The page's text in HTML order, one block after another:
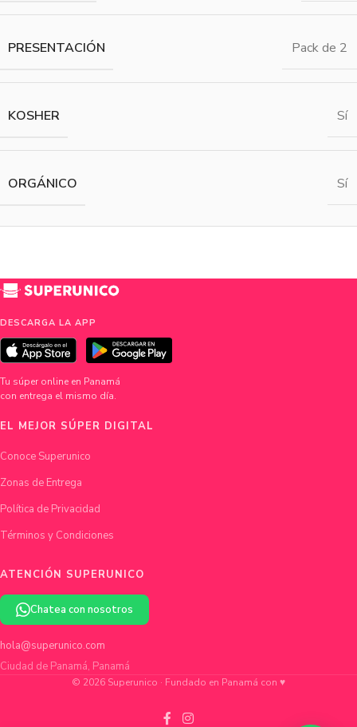
PRESENTACIÓN Pack de 2
KOSHER Sí
ORGÁNICO Sí
DESCARGA LA APP
Tu súper online en Panamá
con entrega el mismo día.
EL MEJOR SÚPER DIGITAL
Conoce Superunico
Zonas de Entrega
Política de Privacidad
Términos y Condiciones
ATENCIÓN SUPERUNICO
Chatea con nosotros
hola@superunico.com
Ciudad de Panamá, Panamá
© 2026 Superunico · Fundado en Panamá con ♥